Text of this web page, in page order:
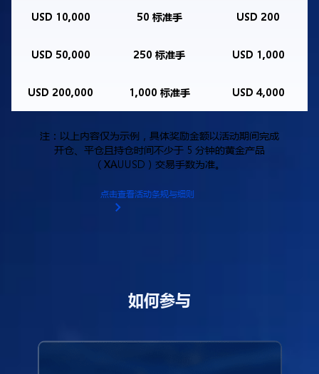
USD 10,000 50 标准手 USD 200
USD 50,000 250 标准手 USD 1,000
USD 200,000 1,000 标准手 USD 4,000
注：以上内容仅为示例，具体奖励金额以活动期间完成
开仓、平仓且持仓时间不少于 5 分钟的黄金产品
（XAUUSD）交易手数为准。
点击查看活动条规与细则
如何参与